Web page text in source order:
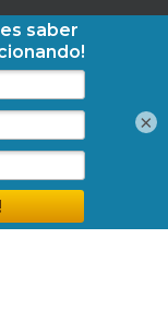
+56-2-3210-6610
71, Of. 1105,
- 18:30
×